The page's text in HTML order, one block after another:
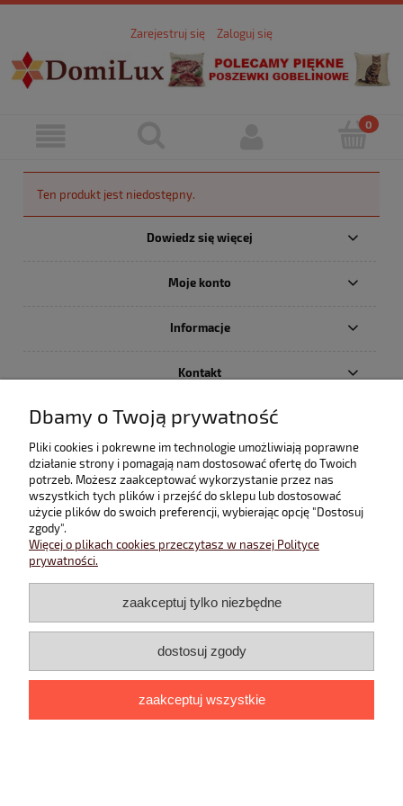
Zarejestruj się Zaloguj się
Ten produkt jest niedostępny.
Dowiedz się więcej
Moje konto
Informacje
Kontakt
©2022 Domilux
pokaż pełną wersję strony
Sklep internetowy Shoper.pl
Dbamy o Twoją prywatność
Pliki cookies i pokrewne im technologie umożliwiają poprawne
działanie strony i pomagają nam dostosować ofertę do Twoich
potrzeb. Możesz zaakceptować wykorzystanie przez nas
wszystkich tych plików i przejść do sklepu lub dostosować
użycie plików do swoich preferencji, wybierając opcję "Dostosuj
zgody".
Więcej o plikach cookies przeczytasz w naszej Polityce
prywatności.
zaakceptuj tylko niezbędne
dostosuj zgody
zaakceptuj wszystkie